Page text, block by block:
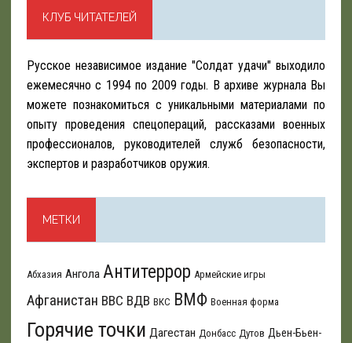
КЛУБ ЧИТАТЕЛЕЙ
Русское независимое издание "Солдат удачи" выходило
ежемесячно с 1994 по 2009 годы. В архиве журнала Вы
можете познакомиться с уникальными материалами по
опыту проведения спецопераций, рассказами военных
профессионалов, руководителей служб безопасности,
экспертов и разработчиков оружия.
МЕТКИ
Абхазия Ангола Антитеррор Армейские игры
Афганистан ВВС ВДВ ВКС ВМФ Военная форма
Горячие точки Дагестан Донбасс Дутов Дьен-Бьен-